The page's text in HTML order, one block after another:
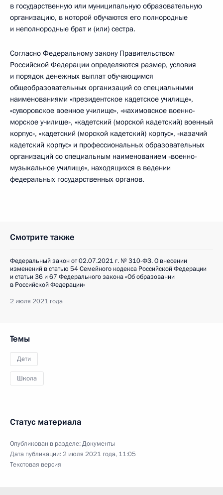
в государственную или муниципальную образовательную
организацию, в которой обучаются его полнородные
и неполнородные брат и (или) сестра.
Согласно Федеральному закону Правительством
Российской Федерации определяются размер, условия
и порядок денежных выплат обучающимся
общеобразовательных организаций со специальными
наименованиями «президентское кадетское училище»,
«суворовское военное училище», «нахимовское военно-
морское училище», «кадетский (морской кадетский) военный
корпус», «кадетский (морской кадетский) корпус», «казачий
кадетский корпус» и профессиональных образовательных
организаций со специальным наименованием «военно-
музыкальное училище», находящихся в ведении
федеральных государственных органов.
Смотрите также
Федеральный закон от 02.07.2021 г. № 310-ФЗ. О внесении
изменений в статью 54 Семейного кодекса Российской Федерации
и статьи 36 и 67 Федерального закона «Об образовании
в Российской Федерации»
2 июля 2021 года
Темы
Дети
Школа
Статус материала
Опубликован в разделе:Документы
Дата публикации:2 июля 2021 года, 11:05
Текстовая версия